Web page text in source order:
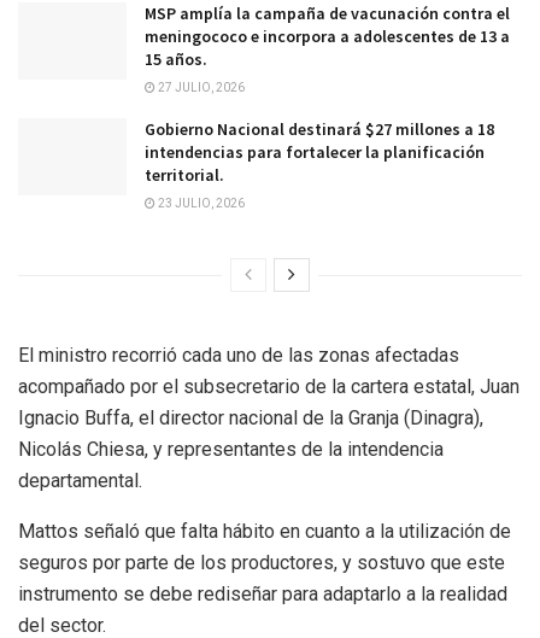
MSP amplía la campaña de vacunación contra el
meningococo e incorpora a adolescentes de 13 a
15 años.
27 JULIO, 2026
Gobierno Nacional destinará $27 millones a 18
intendencias para fortalecer la planificación
territorial.
23 JULIO, 2026
El ministro recorrió cada uno de las zonas afectadas
acompañado por el subsecretario de la cartera estatal, Juan
Ignacio Buffa, el director nacional de la Granja (Dinagra),
Nicolás Chiesa, y representantes de la intendencia
departamental.
Mattos señaló que falta hábito en cuanto a la utilización de
seguros por parte de los productores, y sostuvo que este
instrumento se debe rediseñar para adaptarlo a la realidad
del sector.